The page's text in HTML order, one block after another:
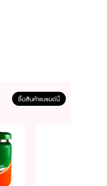
ซื้อสินค้าแบรนด์นี้